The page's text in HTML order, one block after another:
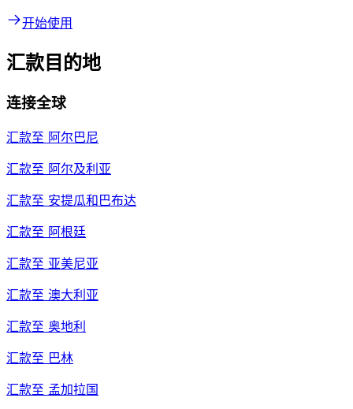
开始使用
汇款目的地
连接全球
汇款至 阿尔巴尼
汇款至 阿尔及利亚
汇款至 安提瓜和巴布达
汇款至 阿根廷
汇款至 亚美尼亚
汇款至 澳大利亚
汇款至 奥地利
汇款至 巴林
汇款至 孟加拉国